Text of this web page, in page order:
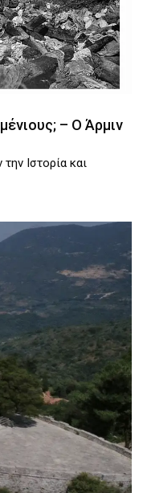
– Ο Άρμιν
Ιστορία και